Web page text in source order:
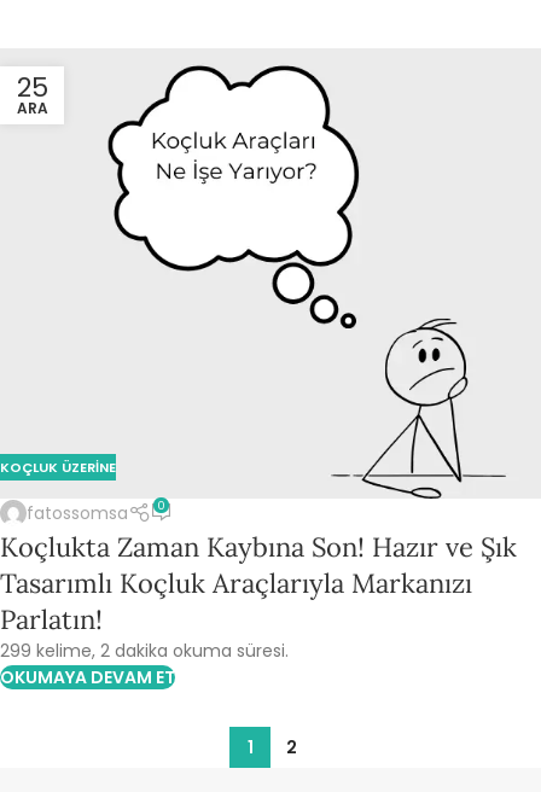
25
ARA
KOÇLUK ÜZERINE
fatossomsa 0
Koçlukta Zaman Kaybına Son! Hazır ve Şık
Tasarımlı Koçluk Araçlarıyla Markanızı
Parlatın!
299 kelime, 2 dakika okuma süresi.
OKUMAYA DEVAM ET
1 2